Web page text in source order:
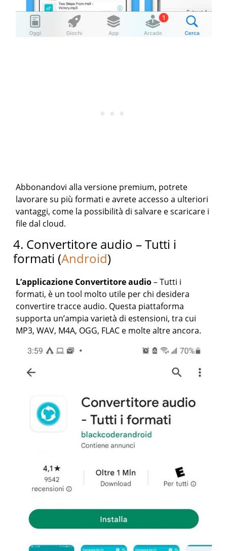
Abbonandovi alla versione premium, potrete
lavorare su più formati e avrete accesso a ulteriori
vantaggi, come la possibilità di salvare e scaricare i
file dal cloud.
4. Convertitore audio – Tutti i
formati (Android)
L’applicazione Convertitore audio– Tutti i
formati, è un tool molto utile per chi desidera
convertire tracce audio. Questa piattaforma
supporta un’ampia varietà di estensioni, tra cui
MP3, WAV, M4A, OGG, FLAC e molte altre ancora.